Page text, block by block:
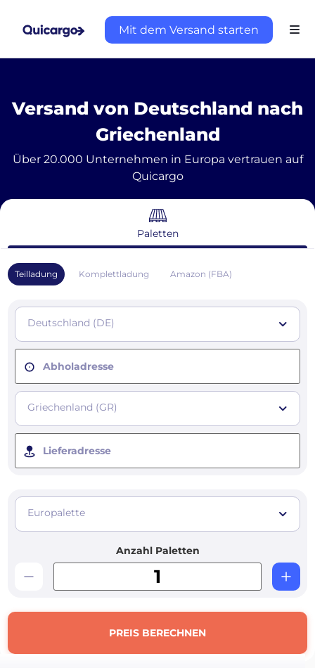
Mit dem Versand starten
Versand von Deutschland nach
Griechenland
Über 20.000 Unternehmen in Europa vertrauen auf
Quicargo
Paletten
Teilladung Komplettladung Amazon (FBA)
Deutschland (DE)
Abholadresse
Griechenland (GR)
Lieferadresse
Europalette
Anzahl Paletten
PREIS BERECHNEN